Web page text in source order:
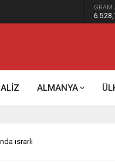
GRAM
ALMANYA
ısrarlı